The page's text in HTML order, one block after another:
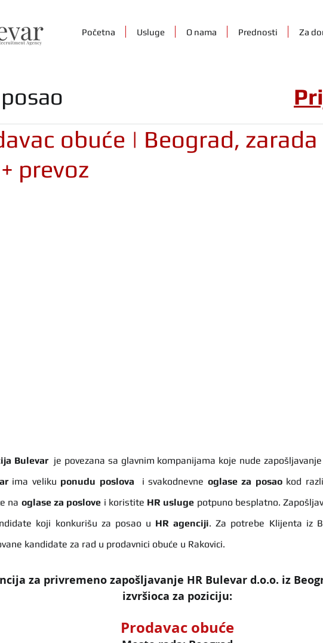
Početna Usluge O nama Prednosti Za
obuće | Beograd,
prevoz
Bulevar
ima veliku ponudu poslova
  i svakodnevne
oglase za posao kod
na oglase za poslove i koristite HR usluge potpuno besplatno.
koji konkurišu za posao u HR agenciji. Za potrebe Klijenta iz
kandidate za rad u prodavnici obuće u Rakovici.
za privremeno zapošljavanje HR Bulevar d.o.o. iz
izvršioca za poziciju:
Prodavac obuće